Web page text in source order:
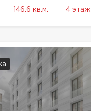
146.6 кв.м. 4 этаж